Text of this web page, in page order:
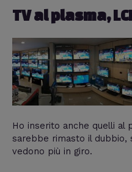
TV al plasma,
Ho inserito anche quelli al
sarebbe rimasto il dubbio,
vedono più in giro.